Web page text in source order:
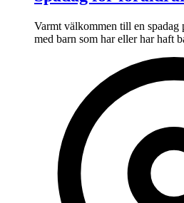
Varmt välkommen till en spadag
med barn som har eller har haft